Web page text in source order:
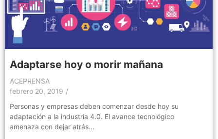
Adaptarse hoy o morir mañana
ACEPRENSA
febrero 20, 2019 /
Personas y empresas deben comenzar desde hoy su
adaptación a la industria 4.0. El avance tecnológico
amenaza con dejar atrás...